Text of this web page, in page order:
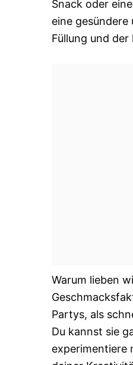
Snack oder
eine
Füllung und
Warum lieben
Partys, als
Du kannst sie
experimentiere